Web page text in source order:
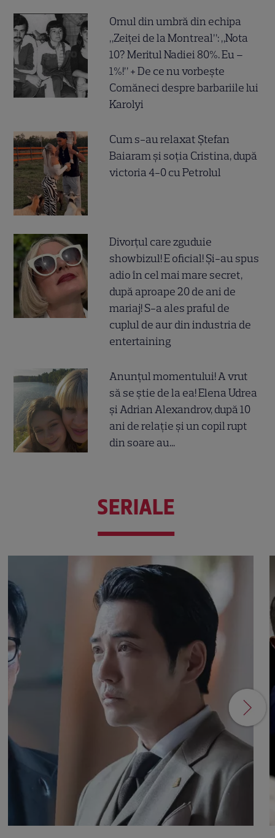
Omul din umbră din echipa
„Zeiței de la Montreal”: „Nota
10? Meritul Nadiei 80%. Eu –
1%!” + De ce nu vorbește
Comăneci despre barbariile lui
Karolyi
Cum s-au relaxat Ștefan
Baiaram și soția Cristina, după
victoria 4-0 cu Petrolul
Divorțul care zguduie
showbizul! E oficial! Și-au spus
adio în cel mai mare secret,
după aproape 20 de ani de
mariaj! S-a ales praful de
cuplul de aur din industria de
entertaining
Anunțul momentului! A vrut
să se știe de la ea! Elena Udrea
și Adrian Alexandrov, după 10
ani de relație și un copil rupt
din soare au...
SERIALE